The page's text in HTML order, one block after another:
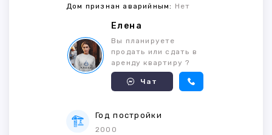
Дом признан аварийным: Нет
Елена
Вы планируете
продать или сдать в
аренду квартиру ?
Чат
Год постройки
2000